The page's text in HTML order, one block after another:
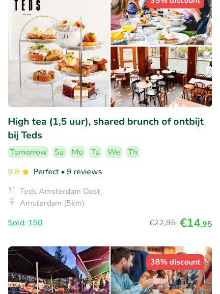
High tea (1,5 uur), shared brunch of ontbijt
bij Teds
Tomorrow Su Mo Tu We
Th
9.8
Perfect • 9 reviews
Teds Amsterdam Oost
Amsterdam (5km)
Sold: 150
€22,95 €14,95
38% discount